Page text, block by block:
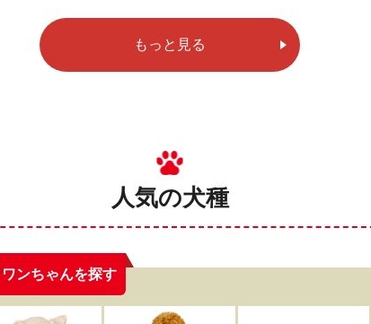
もっと見る
人気の犬種
ワンちゃんを探す